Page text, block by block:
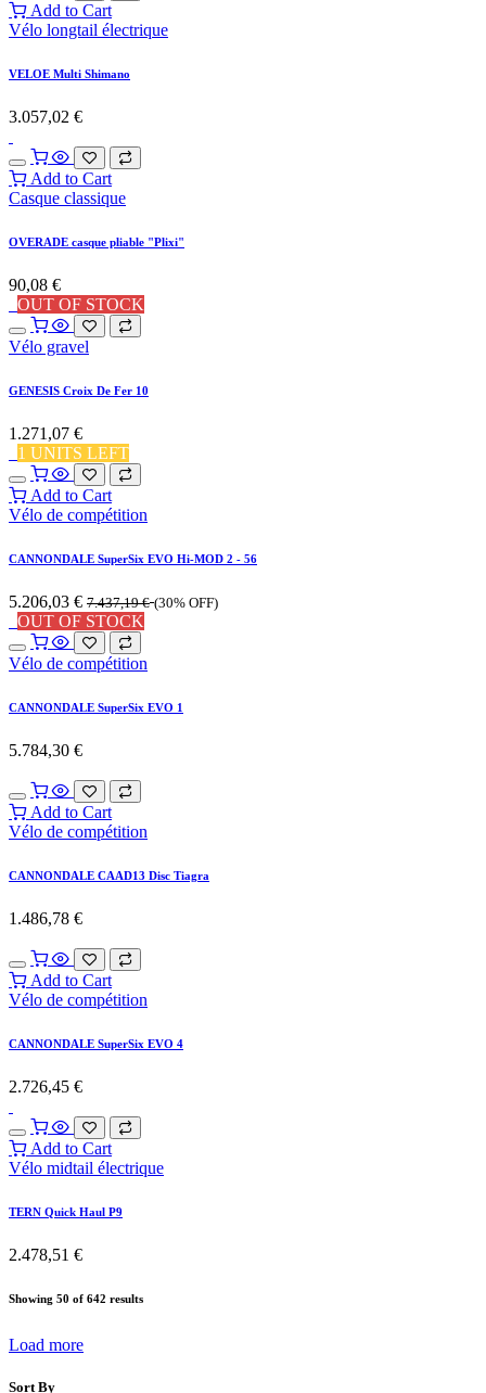
Add to Cart
Vélo longtail électrique
VELOE Multi Shimano
3.057,02 €
Add to Cart
Casque classique
OVERADE casque pliable "Plixi"
90,08 €
OUT OF STOCK
Vélo gravel
GENESIS Croix De Fer 10
1.271,07 €
1 UNITS LEFT
Add to Cart
Vélo de compétition
CANNONDALE SuperSix EVO Hi-MOD 2 - 56
5.206,03 € 7.437,19€ (30% OFF)
OUT OF STOCK
Vélo de compétition
CANNONDALE SuperSix EVO 1
5.784,30 €
Add to Cart
Vélo de compétition
CANNONDALE CAAD13 Disc Tiagra
1.486,78 €
Add to Cart
Vélo de compétition
CANNONDALE SuperSix EVO 4
2.726,45 €
Add to Cart
Vélo midtail électrique
TERN Quick Haul P9
2.478,51 €
Showing 50 of 642 results
Load more
Sort By